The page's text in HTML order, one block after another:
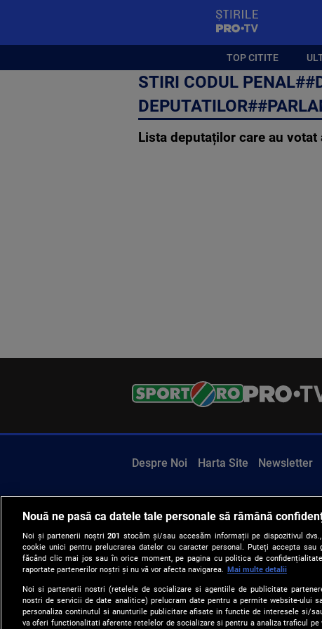
TOP CITITE
STIRI CODUL
Lista deputaților care au votat
Despre Noi Harta Site Newsletter
Nouă ne pasă ca datele tale personale să rămână
Noi și partenerii noștri201 stocăm și/sau accesăm informații pe dispozitivul
cookie unici pentru prelucrarea datelor cu caracter personal. Puteți accepta sau
făcând clic mai jos sau în orice moment, pe pagina cu politica de
raportate partenerilor noștri și nu vă vor afecta navigarea.
Mai multe detalii
Noi si partenerii nostri (retelele de socializare si agentiile de publicitate
nostri de servicii de date analitice) prelucram date pentru a permite website-ului
personaliza continutul si anunturile publicitare afisate in functie de interesele si/
va oferi functionalitati aferente retelelor de socializare si pentru a analiza traficul pe